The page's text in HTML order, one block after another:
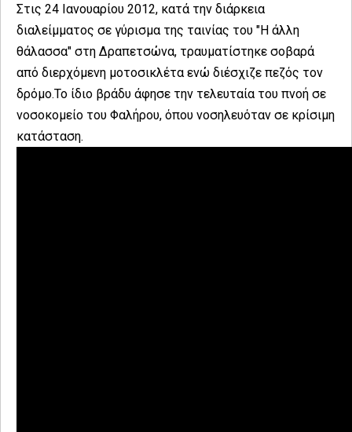
Στις 24 Ιανουαρίου 2012, κατά την διάρκεια
διαλείμματος σε γύρισμα της ταινίας του "Η άλλη
θάλασσα" στη Δραπετσώνα, τραυματίστηκε σοβαρά
από διερχόμενη μοτοσικλέτα ενώ διέσχιζε πεζός τον
δρόμο.Το ίδιο βράδυ άφησε την τελευταία του πνοή σε
νοσοκομείο του Φαλήρου, όπου νοσηλευόταν σε κρίσιμη
κατάσταση.